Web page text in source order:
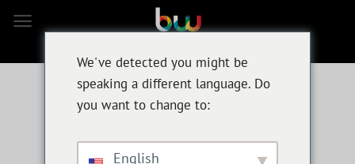
Skip
NEWS MÉDIA
Le MateBook D 14 de Huawei
vaut-il le détour ?
We've detected you might be
speaking a different language. Do
you want to change to:
English